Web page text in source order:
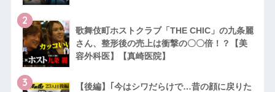
2
歌舞伎町ホストクラブ「THE CHIC」の九条麗
さん、整形後の売上は衝撃の〇〇倍！？【美
容外科医】【真崎医院】
3
【後編】｢今はシワだらけで…昔の顔に戻りた